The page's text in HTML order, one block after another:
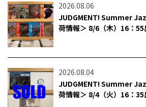
2026.08.06
JUDGMENT! Summer
荷情報＞ 8/6（木）16：55
2026.08.04
JUDGMENT! Summer
荷情報＞ 8/4（火）16：35